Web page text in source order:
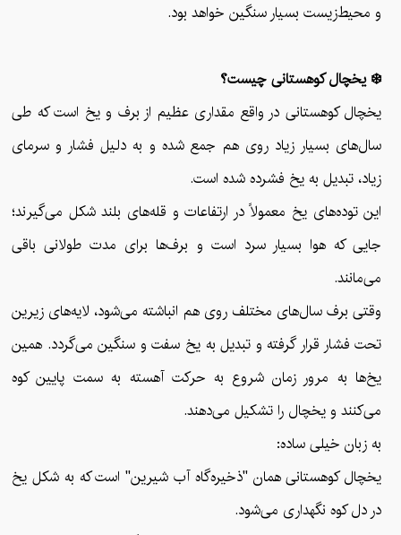
و محیط‌زیست بسیار سنگین خواهد بود.
❄️ یخچال کوهستانی چیست؟
یخچال کوهستانی در واقع مقداری عظیم از برف و یخ است که طی
سال‌های بسیار زیاد روی هم جمع شده و به دلیل فشار و سرمای
زیاد، تبدیل به یخ فشرده شده است.
این توده‌های یخ معمولاً در ارتفاعات و قله‌های بلند شکل می‌گیرند؛
جایی که هوا بسیار سرد است و برف‌ها برای مدت طولانی باقی
می‌مانند.
وقتی برف سال‌های مختلف روی هم انباشته می‌شود، لایه‌های زیرین
تحت فشار قرار گرفته و تبدیل به یخ سفت و سنگین می‌گردد. همین
یخ‌ها به مرور زمان شروع به حرکت آهسته به سمت پایین کوه
می‌کنند و یخچال را تشکیل می‌دهند.
به زبان خیلی ساده:
یخچال کوهستانی همان "ذخیره‌گاه آب شیرین" است که به شکل یخ
در دل کوه نگهداری می‌شود.